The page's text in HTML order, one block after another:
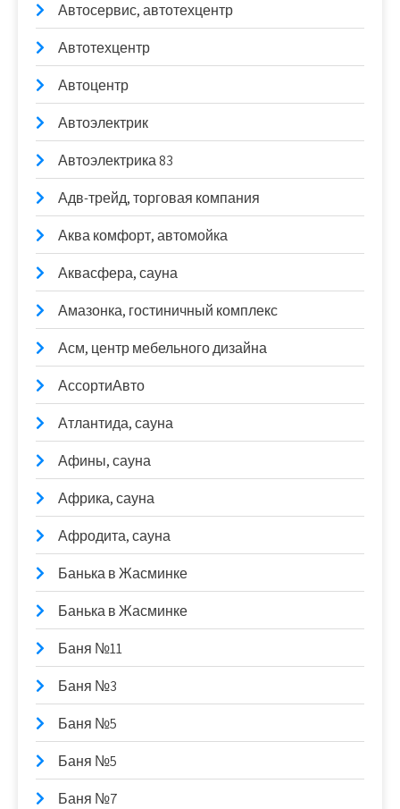
Автосервис, автотехцентр
Автотехцентр
Автоцентр
Автоэлектрик
Автоэлектрика 83
Адв-трейд, торговая компания
Аква комфорт, автомойка
Аквасфера, сауна
Амазонка, гостиничный комплекс
Асм, центр мебельного дизайна
АссортиАвто
Атлантида, сауна
Афины, сауна
Африка, сауна
Афродита, сауна
Банька в Жасминке
Банька в Жасминке
Баня №11
Баня №3
Баня №5
Баня №5
Баня №7